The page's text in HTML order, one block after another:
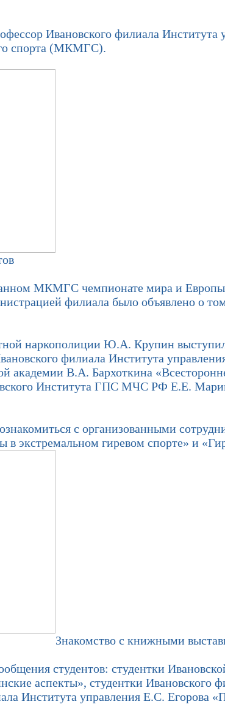
Ивановского филиала
спорта (МКМГС).
МКМГС чемпионате мира и Европы
филиала было объявлено о
наркополиции Ю.А. Крупин
филиала Института
академии В.А. Бархоткина
Института ГПС МЧС РФ Е.Е.
с организованными
экстремальном гиревом спорте» и
Знакомство с книжными
студентов: студентки
аспекты», студентки Ивановского
Института управления Е.С. Егорова